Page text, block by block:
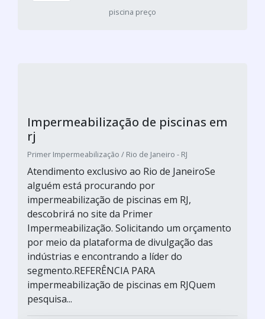
piscina preço
Impermeabilização de piscinas em
rj
Primer Impermeabilização / Rio de Janeiro - RJ
Atendimento exclusivo ao Rio de JaneiroSe
alguém está procurando por
impermeabilização de piscinas em RJ,
descobrirá no site da Primer
Impermeabilização. Solicitando um orçamento
por meio da plataforma de divulgação das
indústrias e encontrando a líder do
segmento.REFERÊNCIA PARA
impermeabilização de piscinas em RJQuem
pesquisa...